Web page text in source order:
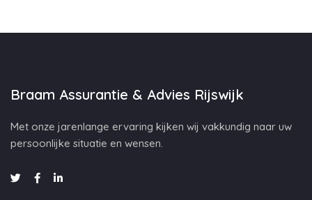
Braam Assurantie & Advies Rijswijk
Met onze jarenlange ervaring kijken wij vakkundig naar uw
persoonlijke situatie en wensen.